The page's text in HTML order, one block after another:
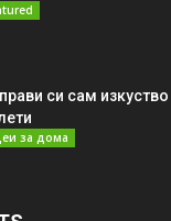
си сам изкуство
за дома